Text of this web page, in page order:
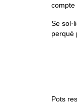
compte
Se
perquè
Pots